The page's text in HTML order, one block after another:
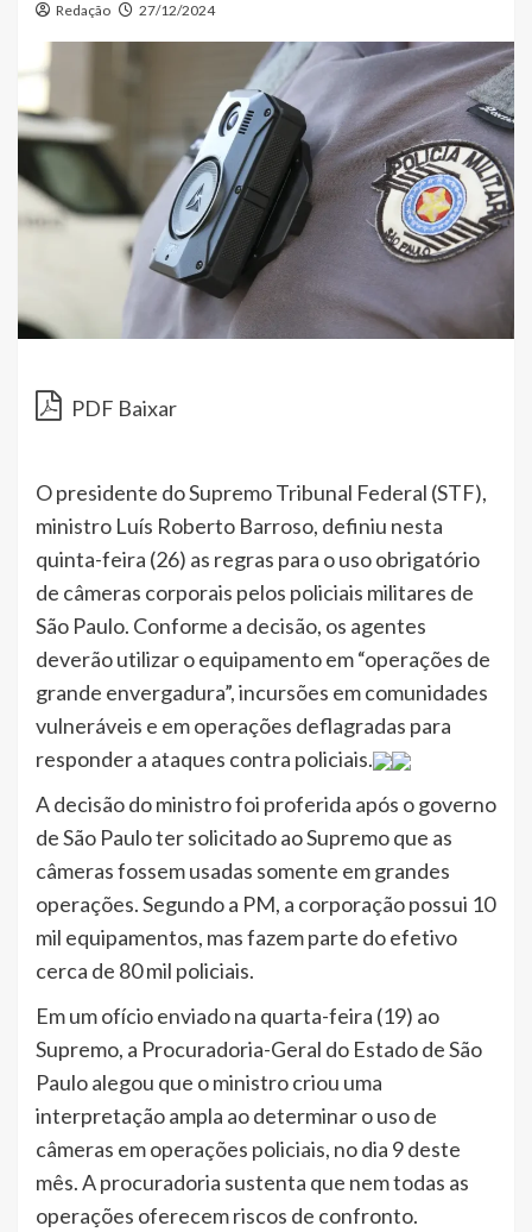
Redação 27/12/2024
PDF Baixar
O presidente do Supremo Tribunal Federal (STF),
ministro Luís Roberto Barroso, definiu nesta
quinta-feira (26) as regras para o uso obrigatório
de câmeras corporais pelos policiais militares de
São Paulo. Conforme a decisão, os agentes
deverão utilizar o equipamento em “operações de
grande envergadura”, incursões em comunidades
vulneráveis e em operações deflagradas para
responder a ataques contra policiais.
A decisão do ministro foi proferida após o governo
de São Paulo ter solicitado ao Supremo que as
câmeras fossem usadas somente em grandes
operações. Segundo a PM, a corporação possui 10
mil equipamentos, mas fazem parte do efetivo
cerca de 80 mil policiais.
Em um ofício enviado na quarta-feira (19) ao
Supremo, a Procuradoria-Geral do Estado de São
Paulo alegou que o ministro criou uma
interpretação ampla ao determinar o uso de
câmeras em operações policiais, no dia 9 deste
mês. A procuradoria sustenta que nem todas as
operações oferecem riscos de confronto.